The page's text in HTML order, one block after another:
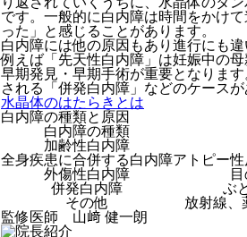
です。一般的に白内障は時間をかけ
った」と感じることがあります。
白内障には他の原因もあり進行にも違
例えば「 先天性白内障 」は妊娠中の
早期発見・早期手術が重要となりま
される「 併発白内障 」などのケースが
水晶体のはたらきとは
白内障の種類と原因
白内障の種類
加齢性白内障
全身疾患に合併する白内障アトピー
外傷性白内障
併発白内障
ぶ
その他
放射線、
監修医師 山﨑 健一朗